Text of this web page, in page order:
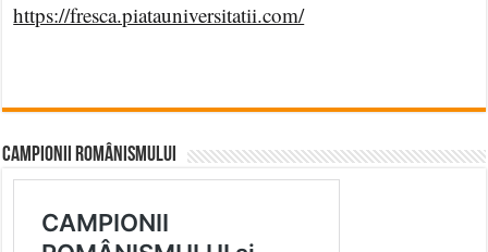
https://fresca.piatauniversitatii.com/
CAMPIONII ROMÂNISMULUI